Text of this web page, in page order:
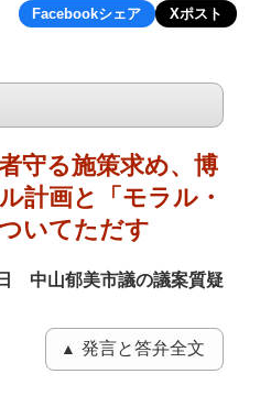
Facebookシェア Xポスト
守る施策求め、博
計画と「モラル・
いてただす
中山郁美市議の議案質疑
発言と答弁全文